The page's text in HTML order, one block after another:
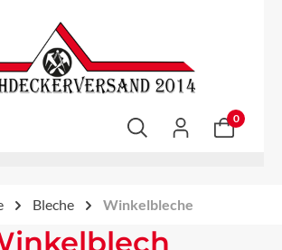
springen
0
Bleche Winkelbleche